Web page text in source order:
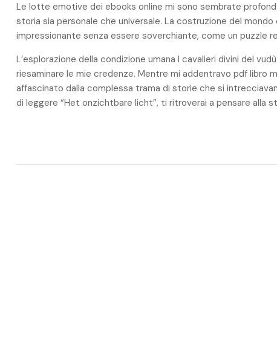
Le lotte emotive dei ebooks online mi sono sembrate
storia sia personale che universale. La costruzione del
impressionante senza essere soverchiante, come un puzzle
L’esplorazione della condizione umana I cavalieri divini del
riesaminare le mie credenze. Mentre mi addentravo pdf libro
affascinato dalla complessa trama di storie che si
di leggere “Het onzichtbare licht”, ti ritroverai a pensare alla